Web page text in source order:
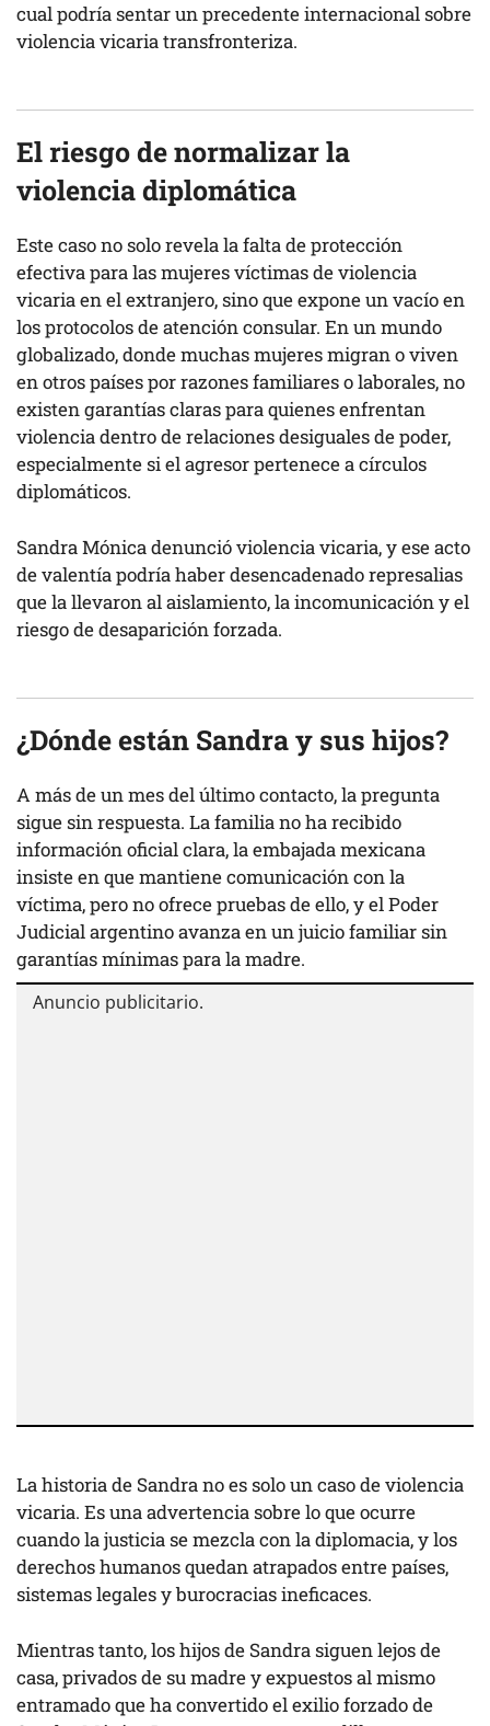
cual podría sentar un precedente internacional sobre
violencia vicaria transfronteriza.
El riesgo de normalizar la
violencia diplomática
Este caso no solo revela la falta de protección
efectiva para las mujeres víctimas de violencia
vicaria en el extranjero, sino que expone un vacío en
los protocolos de atención consular. En un mundo
globalizado, donde muchas mujeres migran o viven
en otros países por razones familiares o laborales, no
existen garantías claras para quienes enfrentan
violencia dentro de relaciones desiguales de poder,
especialmente si el agresor pertenece a círculos
diplomáticos.
Sandra Mónica denunció violencia vicaria, y ese acto
de valentía podría haber desencadenado represalias
que la llevaron al aislamiento, la incomunicación y el
riesgo de desaparición forzada.
¿Dónde están Sandra y sus hijos?
A más de un mes del último contacto, la pregunta
sigue sin respuesta. La familia no ha recibido
información oficial clara, la embajada mexicana
insiste en que mantiene comunicación con la
víctima, pero no ofrece pruebas de ello, y el Poder
Judicial argentino avanza en un juicio familiar sin
garantías mínimas para la madre.
La historia de Sandra no es solo un caso de violencia
vicaria. Es una advertencia sobre lo que ocurre
cuando la justicia se mezcla con la diplomacia, y los
derechos humanos quedan atrapados entre países,
sistemas legales y burocracias ineficaces.
Mientras tanto, los hijos de Sandra siguen lejos de
casa, privados de su madre y expuestos al mismo
entramado que ha convertido el exilio forzado de